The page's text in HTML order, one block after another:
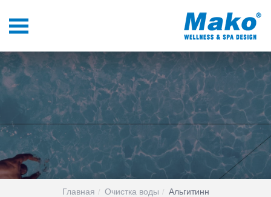
Главная Очистка воды Альгитинн